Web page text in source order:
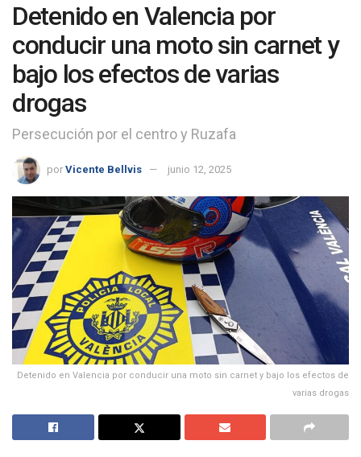
Detenido en Valencia por
conducir una moto sin carnet y
bajo los efectos de varias
drogas
Persecución por el centro y Ruzafa
por Vicente Bellvis junio 12, 2025
Detenido en Valencia por conducir una moto sin carnet y bajo los efectos de
varias drogas